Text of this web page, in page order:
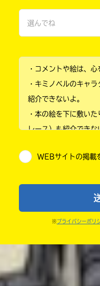
ひみつ
選んでね
小学2年
小学4年
小学6年
中学1年
・コメントや絵は、心
・キミノベルのキャ
紹介できないよ。
・本の絵を下に敷い
レース）も紹介できな
・送ってからすぐに
ならないよう気をつけ
・キャンペーン開催
・ポプラ社の宣伝物
WEBサイトの掲載
※ プライバシーポリ